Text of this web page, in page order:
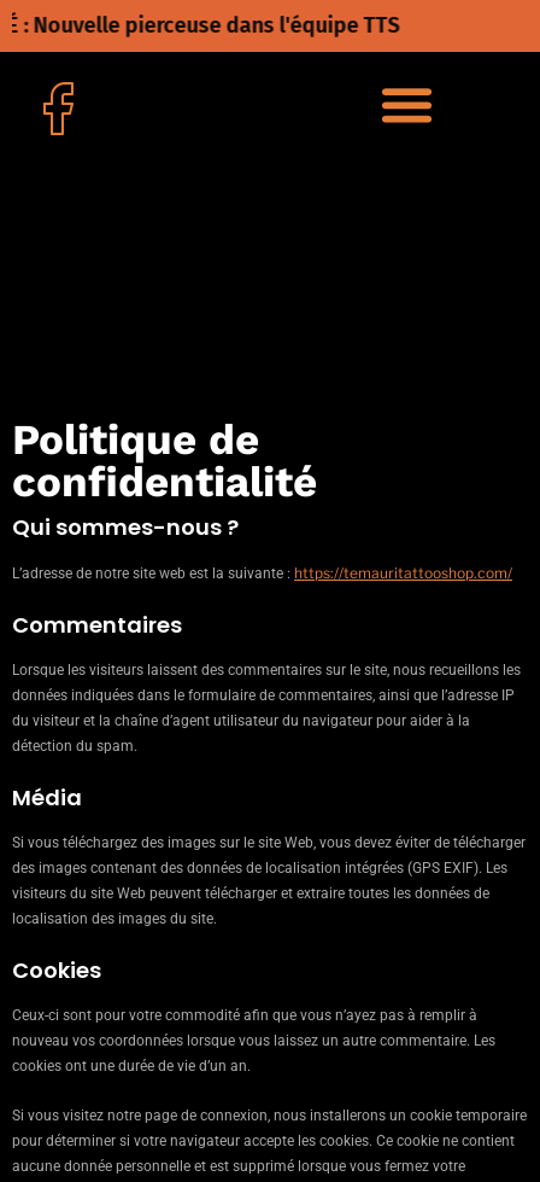
: Nouvelle pierceuse dans l'équipe TTS
Politique de
confidentialité
Qui sommes-nous ?
L’adresse de notre site web est la suivante : https://temauritattooshop.com/
Commentaires
Lorsque les visiteurs laissent des commentaires sur le site, nous recueillons les
données indiquées dans le formulaire de commentaires, ainsi que l’adresse IP
du visiteur et la chaîne d’agent utilisateur du navigateur pour aider à la
détection du spam.
Média
Si vous téléchargez des images sur le site Web, vous devez éviter de télécharger
des images contenant des données de localisation intégrées (GPS EXIF). Les
visiteurs du site Web peuvent télécharger et extraire toutes les données de
localisation des images du site.
Cookies
Ceux-ci sont pour votre commodité afin que vous n’ayez pas à remplir à
nouveau vos coordonnées lorsque vous laissez un autre commentaire. Les
cookies ont une durée de vie d’un an.
Si vous visitez notre page de connexion, nous installerons un cookie temporaire
pour déterminer si votre navigateur accepte les cookies. Ce cookie ne contient
aucune donnée personnelle et est supprimé lorsque vous fermez votre